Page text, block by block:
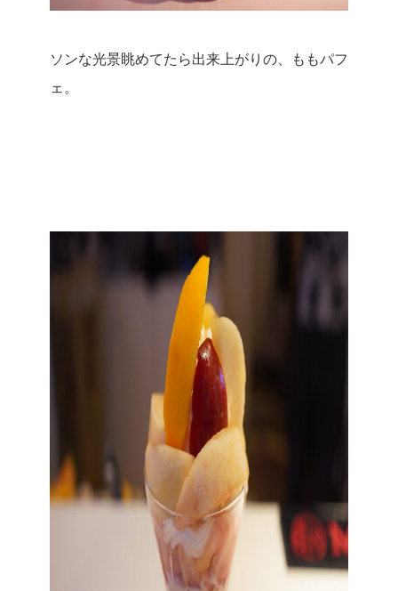
ソンな光景眺めてたら出来上がりの、ももパフ
ェ。